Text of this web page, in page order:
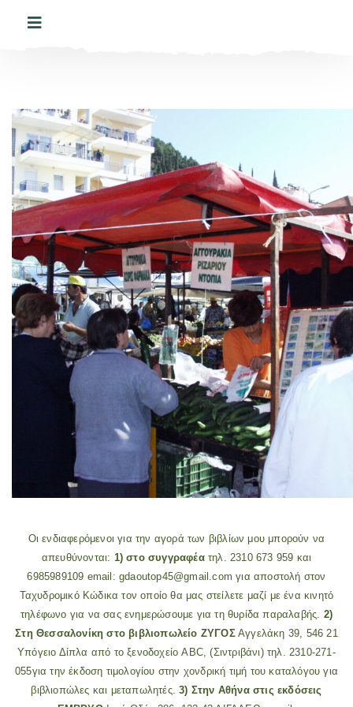
Οι ενδιαφερόμενοι για την αγορά των βιβλίων μου μπορούν να
απευθύνονται: 1) στο συγγραφέα τηλ. 2310 673 959 και
6985989109 email: gdaoutop45@gmail.comγια αποστολή στoν
Ταχυδρομικό Κώδικα τον οποίο θα μας στείλετε μαζί με ένα κινητό
τηλέφωνο για να σας ενημερώσουμε για τη θυρίδα παραλαβής. 2)
Στη Θεσσαλονίκη στο βιβλιοπωλείο ΖΥΓΟΣΑγγελάκη 39, 546 21
Υπόγειο Δίπλα από το ξενοδοχείο ABC, (Σιντριβάνι)τηλ. 2310-271-
055για την έκδοση τιμολογίου στην χονδρική τιμή του καταλόγου για
βιβλιοπώλες και μεταπωλητές.3) Στην Αθήνα στις εκδόσεις